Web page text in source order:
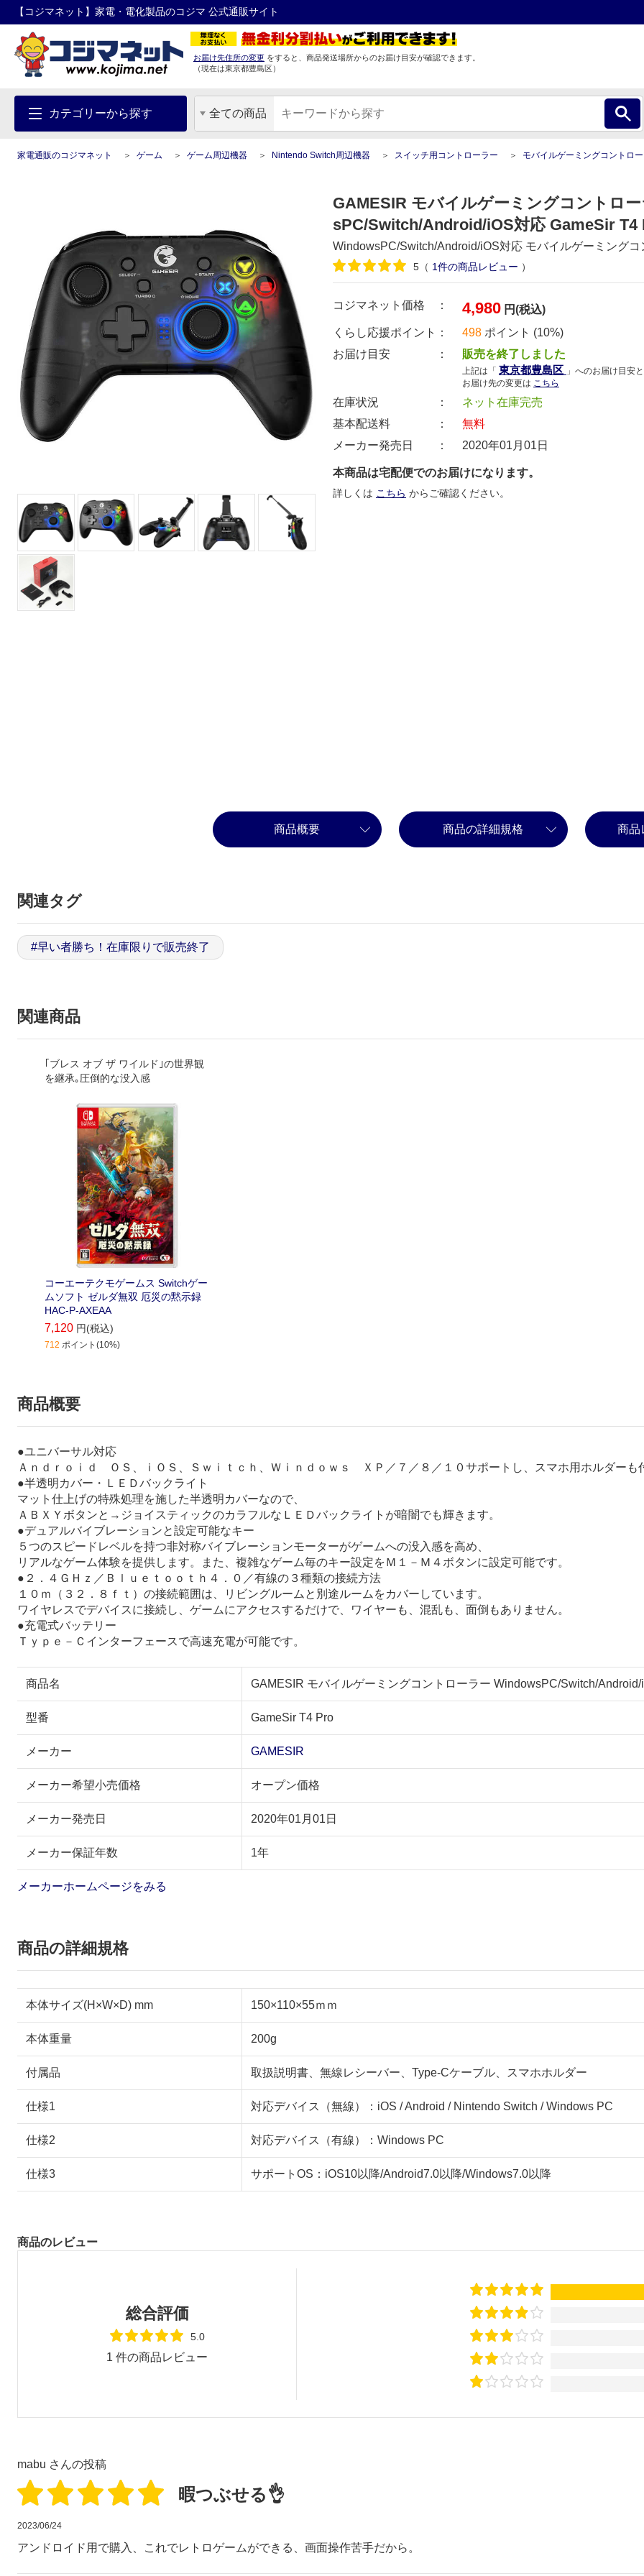
【コジマネット】家電・電化製品のコジマ 公式通販サイト
お届け先住所の変更 をすると、商品発送場所からのお届け目安が確認できます。
（現在は東京都豊島区）
カテゴリーから探す 全ての商品
家電通販のコジマネット ゲーム ゲーム周辺機器 Nintendo Switch周辺機器 スイッチ用コントローラー モバイルゲーミングコントローラー WindowsPC/Switch/
GAMESIR モバイルゲーミングコントロ
sPC/Switch/Android/iOS対応 GameSir T4
WindowsPC/Switch/Android/iOS対応 モバイルゲーミングコ
5 （ 1件の商品レビュー ）
コジマネット価格 ： 4,980 円(税込)
くらし応援ポイント：
498 ポイント (10%)
お届け目安 ：
販売を終了しました
上記は「 東京都豊島区 」へのお届け目安
お届け先の変更は こちら
在庫状況 ：
ネット在庫完売
基本配送料 ：
無料
メーカー発売日 ：
2020年01月01日
本商品は宅配便でのお届けになります。
詳しくは こちら からご確認ください。
商品概要 商品の詳細規格 商品
関連タグ
#早い者勝ち！在庫限りで販売終了
関連商品
｢ブレス オブ ザ ワイルド｣の世界観
を継承｡圧倒的な没入感
コーエーテクモゲームス Switchゲー
ムソフト ゼルダ無双 厄災の黙示録
HAC-P-AXEAA
7,120 円(税込)
712 ポイント(10%)
商品概要
●ユニバーサル対応
Ａｎｄｒｏｉｄ ＯＳ、ｉＯＳ、Ｓｗｉｔｃｈ、Ｗｉｎｄｏｗｓ ＸＰ／７／８／１０サポートし、スマホ用ホルダーも
●半透明カバー・ＬＥＤバックライト
マット仕上げの特殊処理を施した半透明カバーなので、
ＡＢＸＹボタンと→ジョイスティックのカラフルなＬＥＤバックライトが暗闇でも輝きます。
●デュアルバイブレーションと設定可能なキー
５つのスピードレベルを持つ非対称バイブレーションモーターがゲームへの没入感を高め、
リアルなゲーム体験を提供します。また、複雑なゲーム毎のキー設定をＭ１－Ｍ４ボタンに設定可能です。
●２．４ＧＨｚ／Ｂｌｕｅｔｏｏｔｈ４．０／有線の３種類の接続方法
１０ｍ（３２．８ｆｔ）の接続範囲は、リビングルームと別途ルームをカバーしています。
ワイヤレスでデバイスに接続し、ゲームにアクセスするだけで、ワイヤーも、混乱も、面倒もありません。
●充電式バッテリー
Ｔｙｐｅ－Ｃインターフェースで高速充電が可能です。
商品名 GAMESIR モバイルゲーミングコントローラー WindowsPC/Switch/
型番 GameSir T4 Pro
メーカー GAMESIR
メーカー希望小売価格 オープン価格
メーカー発売日 2020年01月01日
メーカー保証年数 1年
メーカーホームページをみる
商品の詳細規格
本体サイズ(H×W×D) mm 150×110×55ｍｍ
本体重量 200g
付属品 取扱説明書、無線レシーバー、Type-Cケーブル、スマホホルダー
仕様1 対応デバイス（無線）：iOS / Android / Nintendo Switch / Windows PC
仕様2 対応デバイス（有線）：Windows PC
仕様3 サポートOS：iOS10以降/Android7.0以降/Windows7.0以降
商品のレビュー
総合評価
5.0
1 件の商品レビュー
mabu さんの投稿
暇つぶせる👌
2023/06/24
アンドロイド用で購入、これでレトロゲームができる、画面操作苦手だから。